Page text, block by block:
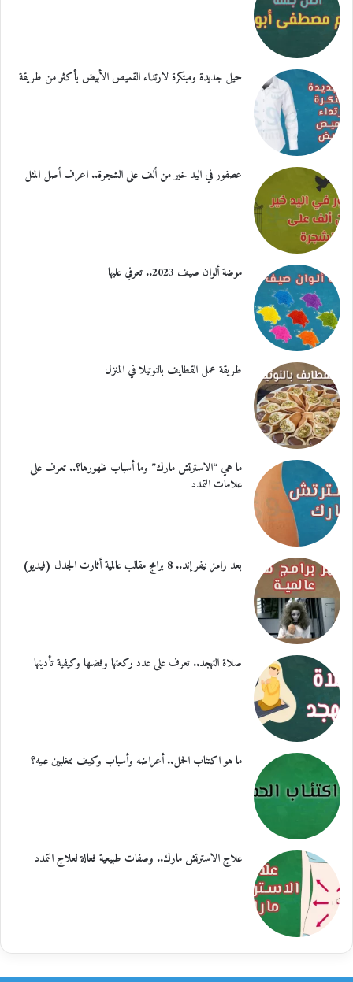
حيل جديدة ومبتكرة لارتداء القميص الأبيض بأكثر من طريقة
عصفور في اليد خير من ألف على الشجرة.. اعرف أصل المثل
موضة ألوان صيف 2023.. تعرفي عليها
طريقة عمل القطايف بالنوتيلا في المنزل
ما هي “الاسترتش مارك” وما أسباب ظهورها؟.. تعرف على
علامات التمدد
بعد رامز نيفر إند.. 8 برامج مقالب عالمية أثارت الجدل (فيديو)
صلاة التهجد.. تعرف على عدد ركعتها وفضلها وكيفية تأديتها
ما هو اكتئاب الحمل.. أعراضه وأسباب وكيف تتغلبين عليه؟
علاج الاسترتش مارك.. وصفات طبيعية فعالة لعلاج التمدد